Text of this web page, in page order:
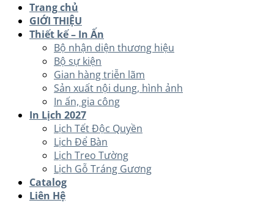
Trang chủ
GIỚI THIỆU
Thiết kế – In Ấn
Bộ nhận diện thương hiệu
Bộ sự kiện
Gian hàng triễn lãm
Sản xuất nội dung, hình ảnh
In ấn, gia công
In Lịch 2027
Lịch Tết Độc Quyền
Lịch Để Bàn
Lịch Treo Tường
Lịch Gỗ Tráng Gương
Catalog
Liên Hệ